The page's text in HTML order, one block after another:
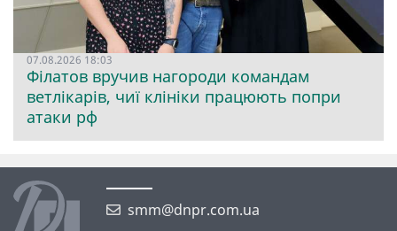
07.08.2026 18:03
Філатов вручив нагороди командам
ветлікарів, чиї клініки працюють попри
атаки рф
smm@dnpr.com.ua